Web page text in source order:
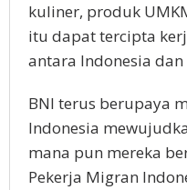
kuliner, produk
itu dapat tercipta
antara Indonesia dan
BNI terus berupaya
Indonesia
mana pun mereka
Pekerja Migran